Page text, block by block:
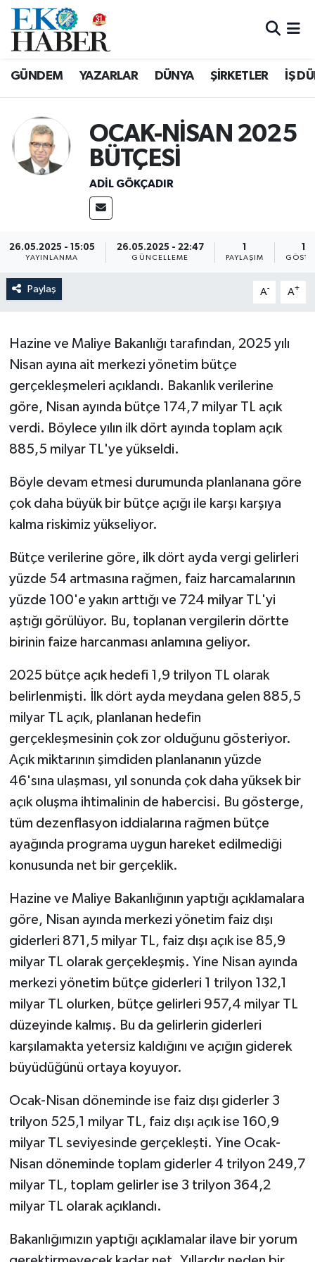
GÜNDEM YAZARLAR DÜNYA ŞİRKETLER İŞ
OCAK-NİSAN 2025
BÜTÇESİ
ADIL GÖKÇADIR
26.05.2025 - 15:05
YAYINLANMA
26.05.2025 - 22:47
GÜNCELLEME
1
PAYLAŞIM
16
Paylaş A- A+
Hazine ve Maliye Bakanlığı tarafından, 2025 yılı
Nisan ayına ait merkezi yönetim bütçe
gerçekleşmeleri açıklandı. Bakanlık verilerine
göre, Nisan ayında bütçe 174,7 milyar TL açık
verdi. Böylece yılın ilk dört ayında toplam açık
885,5 milyar TL'ye yükseldi.
Böyle devam etmesi durumunda planlanana göre
çok daha büyük bir bütçe açığı ile karşı karşıya
kalma riskimiz yükseliyor.
Bütçe verilerine göre, ilk dört ayda vergi gelirleri
yüzde 54 artmasına rağmen, faiz harcamalarının
yüzde 100'e yakın arttığı ve 724 milyar TL'yi
aştığı görülüyor. Bu, toplanan vergilerin dörtte
birinin faize harcanması anlamına geliyor.
2025 bütçe açık hedefi 1,9 trilyon TL olarak
belirlenmişti. İlk dört ayda meydana gelen 885,5
milyar TL açık, planlanan hedefin
gerçekleşmesinin çok zor olduğunu gösteriyor.
Açık miktarının şimdiden planlananın yüzde
46'sına ulaşması, yıl sonunda çok daha yüksek bir
açık oluşma ihtimalinin de habercisi. Bu gösterge,
tüm dezenflasyon iddialarına rağmen bütçe
ayağında programa uygun hareket edilmediği
konusunda net bir gerçeklik.
Hazine ve Maliye Bakanlığının yaptığı açıklamalara
göre, Nisan ayında merkezi yönetim faiz dışı
giderleri 871,5 milyar TL, faiz dışı açık ise 85,9
milyar TL olarak gerçekleşmiş. Yine Nisan ayında
merkezi yönetim bütçe giderleri 1 trilyon 132,1
milyar TL olurken, bütçe gelirleri 957,4 milyar TL
düzeyinde kalmış. Bu da gelirlerin giderleri
karşılamakta yetersiz kaldığını ve açığın giderek
büyüdüğünü ortaya koyuyor.
Ocak-Nisan döneminde ise faiz dışı giderler 3
trilyon 525,1 milyar TL, faiz dışı açık ise 160,9
milyar TL seviyesinde gerçekleşti. Yine Ocak-
Nisan döneminde toplam giderler 4 trilyon 249,7
milyar TL, toplam gelirler ise 3 trilyon 364,2
milyar TL olarak açıklandı.
Bakanlığımızın yaptığı açıklamalar ilave bir yorum
Hava Durumu
Süper Lig Puan Durumu ve Fikstür
Tüm Manşetler
Son Dakika Haberleri